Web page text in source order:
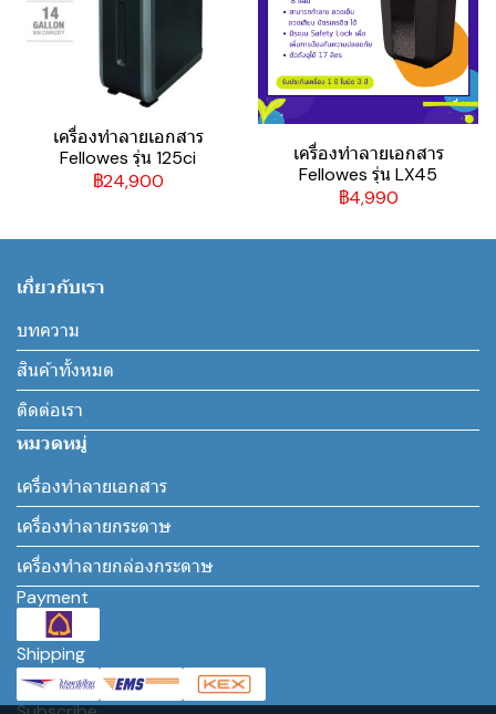
เครื่องทำลายเอกสาร
Fellowes รุ่น 125ci
฿24,900
เครื่องทำลายเอกสาร
Fellowes รุ่น LX45
฿4,990
เกี่ยวกับเรา
บทความ
สินค้าทั้งหมด
ติดต่อเรา
หมวดหมู่
เครื่องทำลายเอกสาร
เครื่องทำลายกระดาษ
เครื่องทำลายกล่องกระดาษ
Payment
Shipping